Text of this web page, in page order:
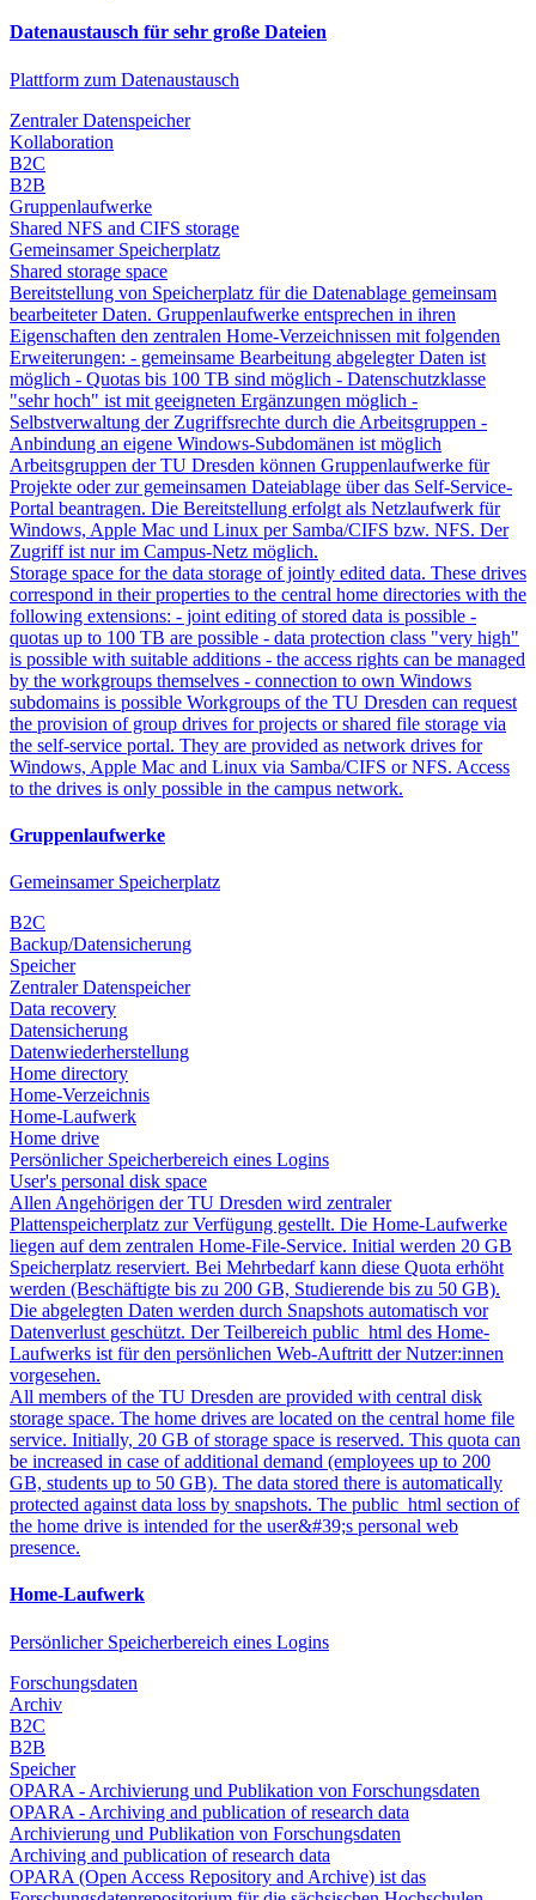
Datenaustausch für sehr große Dateien
Plattform zum Datenaustausch
Zentraler Datenspeicher
Kollaboration
B2C
B2B
Gruppenlaufwerke
Shared NFS and CIFS storage
Gemeinsamer Speicherplatz
Shared storage space
Bereitstellung von Speicherplatz für die Datenablage gemeinsam
bearbeiteter Daten. Gruppenlaufwerke entsprechen in ihren
Eigenschaften den zentralen Home-Verzeichnissen mit folgenden
Erweiterungen: - gemeinsame Bearbeitung abgelegter Daten ist
möglich - Quotas bis 100 TB sind möglich - Datenschutzklasse
"sehr hoch" ist mit geeigneten Ergänzungen möglich -
Selbstverwaltung der Zugriffsrechte durch die Arbeitsgruppen -
Anbindung an eigene Windows-Subdomänen ist möglich
Arbeitsgruppen der TU Dresden können Gruppenlaufwerke für
Projekte oder zur gemeinsamen Dateiablage über das Self-Service-
Portal beantragen. Die Bereitstellung erfolgt als Netzlaufwerk für
Windows, Apple Mac und Linux per Samba/CIFS bzw. NFS. Der
Zugriff ist nur im Campus-Netz möglich.
Storage space for the data storage of jointly edited data. These drives
correspond in their properties to the central home directories with the
following extensions: - joint editing of stored data is possible -
quotas up to 100 TB are possible - data protection class "very high"
is possible with suitable additions - the access rights can be managed
by the workgroups themselves - connection to own Windows
subdomains is possible Workgroups of the TU Dresden can request
the provision of group drives for projects or shared file storage via
the self-service portal. They are provided as network drives for
Windows, Apple Mac and Linux via Samba/CIFS or NFS. Access
to the drives is only possible in the campus network.
Gruppenlaufwerke
Gemeinsamer Speicherplatz
B2C
Backup/Datensicherung
Speicher
Zentraler Datenspeicher
Data recovery
Datensicherung
Datenwiederherstellung
Home directory
Home-Verzeichnis
Home-Laufwerk
Home drive
Persönlicher Speicherbereich eines Logins
User's personal disk space
Allen Angehörigen der TU Dresden wird zentraler
Plattenspeicherplatz zur Verfügung gestellt. Die Home-Laufwerke
liegen auf dem zentralen Home-File-Service. Initial werden 20 GB
Speicherplatz reserviert. Bei Mehrbedarf kann diese Quota erhöht
werden (Beschäftigte bis zu 200 GB, Studierende bis zu 50 GB).
Die abgelegten Daten werden durch Snapshots automatisch vor
Datenverlust geschützt. Der Teilbereich public_html des Home-
Laufwerks ist für den persönlichen Web-Auftritt der Nutzer:innen
vorgesehen.
All members of the TU Dresden are provided with central disk
storage space. The home drives are located on the central home file
service. Initially, 20 GB of storage space is reserved. This quota can
be increased in case of additional demand (employees up to 200
GB, students up to 50 GB). The data stored there is automatically
protected against data loss by snapshots. The public_html section of
the home drive is intended for the user&#39;s personal web
presence.
Home-Laufwerk
Persönlicher Speicherbereich eines Logins
Forschungsdaten
Archiv
B2C
B2B
Speicher
OPARA - Archivierung und Publikation von Forschungsdaten
OPARA - Archiving and publication of research data
Archivierung und Publikation von Forschungsdaten
Archiving and publication of research data
OPARA (Open Access Repository and Archive) ist das